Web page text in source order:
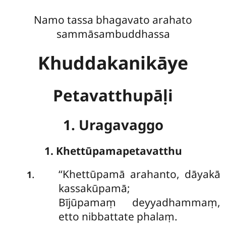
Namo tassa bhagavato arahato
sammāsambuddhassa
Khuddakanikāye
Petavatthupāḷi
1. Uragavaggo
1. Khettūpamapetavatthu
1. ‘‘Khettūpamā arahanto, dāyakā
kassakūpamā;
Bījūpamaṃ deyyadhammaṃ,
etto nibbattate phalaṃ.